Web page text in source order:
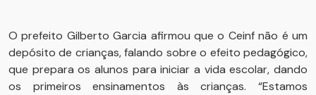
O prefeito Gilberto Garcia afirmou que o Ceinf não é um
depósito de crianças, falando sobre o efeito pedagógico,
que prepara os alunos para iniciar a vida escolar, dando
os primeiros ensinamentos às crianças. “Estamos